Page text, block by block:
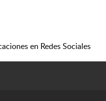
en Redes Sociales